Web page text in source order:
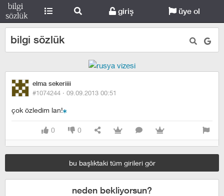
giriş üye ol
bilgi sözlük
elma sekeriiii
#1074244 · 09.09.2013 00:51
çok özledim lan!
0 0
bu başlıktaki tüm girileri gör
neden bekliyorsun?